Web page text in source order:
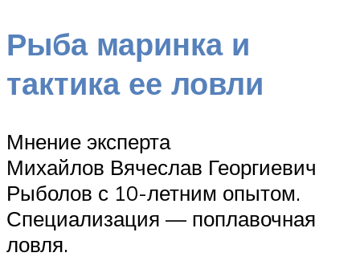
Рыба маринка и
тактика ее ловли
Мнение эксперта
Михайлов Вячеслав Георгиевич
Рыболов с 10-летним опытом.
Специализация — поплавочная
ловля.